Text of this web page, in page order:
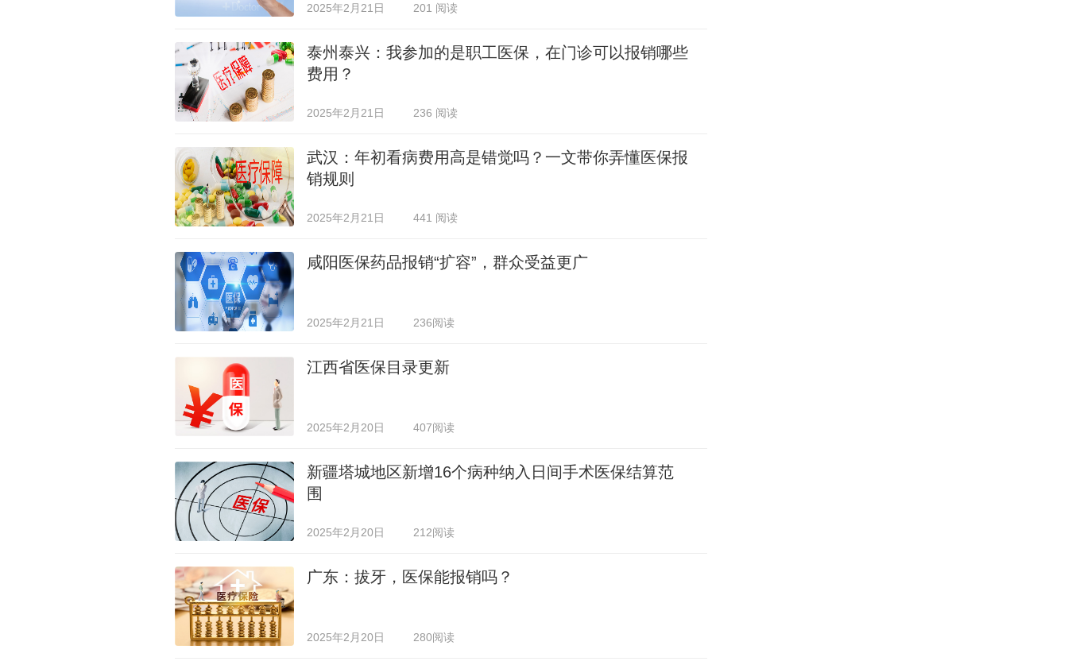
2025年2月21日 201 阅读
泰州泰兴：我参加的是职工医保，在门诊可以报销哪些
费用？
2025年2月21日 236 阅读
武汉：年初看病费用高是错觉吗？一文带你弄懂医保报
销规则
2025年2月21日 441 阅读
咸阳医保药品报销“扩容”，群众受益更广
2025年2月21日 236阅读
江西省医保目录更新
2025年2月20日 407阅读
新疆塔城地区新增16个病种纳入日间手术医保结算范
围
2025年2月20日 212阅读
广东：拔牙，医保能报销吗？
2025年2月20日 280阅读